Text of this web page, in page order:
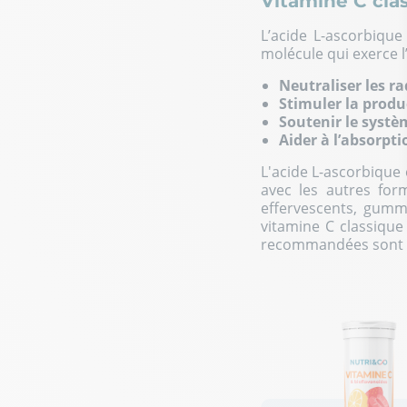
L’acide L-
molécule qui exerce
Neutraliser les
Stimuler la
Soutenir le
Aider à
L'acide L-
avec les autres
effervescents,
vitamine C
recommandées sont